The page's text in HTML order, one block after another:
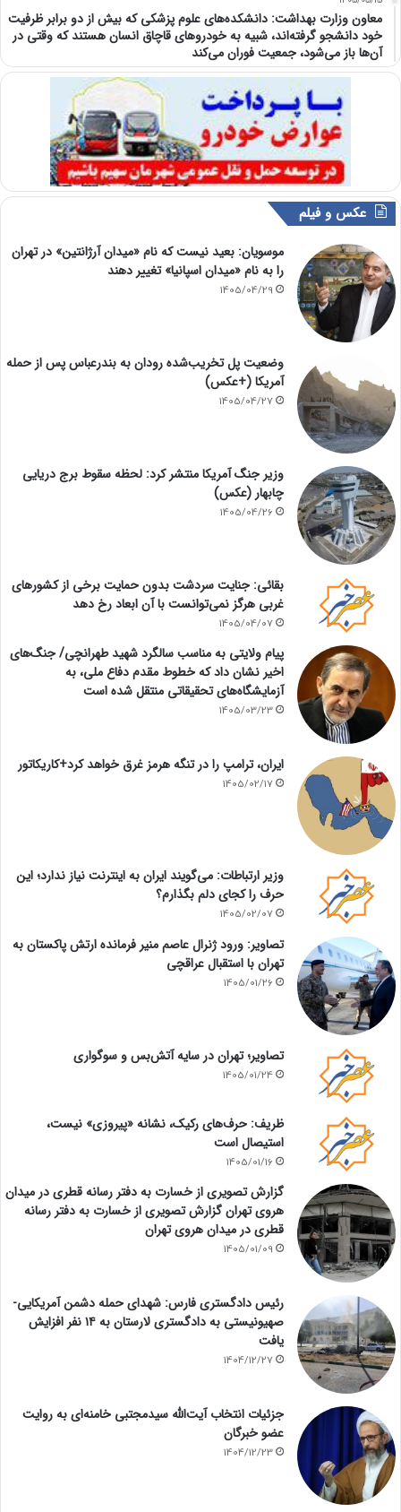
معاون وزارت بهداشت: دانشکده‌های علوم پزشکی که بیش از دو برابر ظرفیت
خود دانشجو گرفته‌اند، شبیه به خودرو‌های قاچاق انسان هستند که وقتی در
آن‌ها باز می‌شود، جمعیت فوران می‌کند
عکس و فیلم
موسویان: بعید نیست که نام «میدان آرژانتین» در تهران
را به نام «میدان اسپانیا» تغییر دهند
1405/04/29
وضعیت پل تخریب‌شده رودان به بندرعباس پس از حمله
آمریکا (+عکس)
1405/04/27
وزیر جنگ آمریکا منتشر کرد: لحظه سقوط برج دریایی
چابهار (عکس)
1405/04/26
بقائی: جنایت سردشت بدون حمایت برخی از کشورهای
غربی هرگز نمی‌توانست با آن ابعاد رخ دهد
1405/04/07
پیام ولایتی به مناسب سالگرد شهید طهرانچی/ جنگ‌های
اخیر نشان داد که خطوط مقدم دفاع ملی، به
آزمایشگاه‌های تحقیقاتی منتقل شده است
1405/03/23
ایران، ترامپ را در تنگه هرمز غرق خواهد کرد+کاریکاتور
1405/02/17
وزیر ارتباطات: می‌گویند ایران به اینترنت نیاز ندارد؛ این
حرف را کجای دلم بگذارم؟
1405/02/07
تصاویر: ورود ژنرال عاصم منیر فرمانده ارتش پاکستان به
تهران با استقبال عراقچی
1405/01/26
تصاویر؛ تهران در سایه آتش‌بس و سوگواری
1405/01/24
ظریف: حرف‌های رکیک، نشانه «پیروزی» نیست،
استیصال است
1405/01/16
گزارش تصویری از خسارت به دفتر رسانه قطری در میدان
هروی تهران گزارش تصویری از خسارت به دفتر رسانه
قطری در میدان هروی تهران
1405/01/09
رئیس دادگستری فارس: شهدای حمله دشمن آمریکایی-
صهیونیستی به دادگستری لارستان به ۱۴ نفر افزایش
یافت
1404/12/27
جزئیات انتخاب آیت‌الله سیدمجتبی خامنه‌ای به روایت
عضو خبرگان
1404/12/23